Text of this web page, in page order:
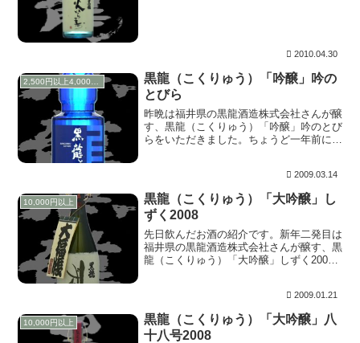
2010.04.30
黒龍（こくりゅう）「吟醸」吟の
とびら
昨晩は福井県の黒龍酒造株式会社さんが醸
す、黒龍（こくりゅう）「吟醸」吟のとび
らをいただきました。ちょうど一年前にお
で引っ張ってしまいました。 上立ち香
は、ほのかなが...
2009.03.14
10,000円以上
黒龍（こくりゅう）「大吟醸」し
ずく2008
先日飲んだお酒の紹介です。新年二発目は
福井県の黒龍酒造株式会社さんが醸す、黒
龍（こくりゅう）「大吟醸」しずく2008
ていないメモ用紙。。しかし、まさにそん
な印象のお...
2009.01.21
10,000円以上
黒龍（こくりゅう）「大吟醸」八
十八号2008